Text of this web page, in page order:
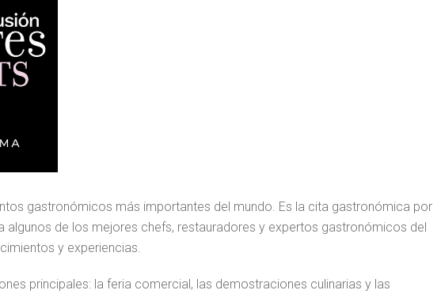
gastronómicos más importantes del mundo. Es la cita gastronómica por
algunos de los mejores chefs, restauradores y expertos gastronómicos del
y experiencias.
principales: la feria comercial, las demostraciones culinarias y las